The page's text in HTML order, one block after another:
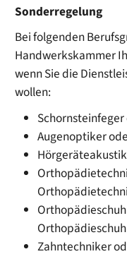
Sonderregelung
Bei folgenden
Handwerkskammer
wenn Sie die
wollen:
Augenoptiker
Zahntechniker